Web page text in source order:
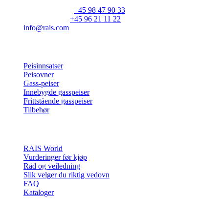
+45 98 47 90 33
+45 96 21 11 22
info@rais.com
Peisinnsatser
Peisovner
Gass-peiser
Innebygde gasspeiser
Frittstående gasspeiser
Tilbehør
RAIS World
Vurderinger før kjøp
Råd og veiledning
Slik velger du riktig vedovn
FAQ
Kataloger